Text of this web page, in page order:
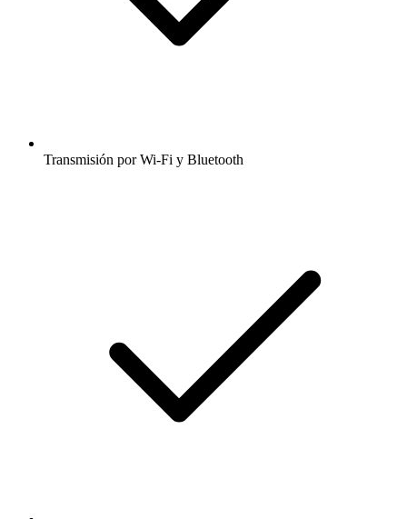
Transmisión por Wi-Fi y Bluetooth